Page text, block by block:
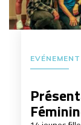
EVÉNEMENT